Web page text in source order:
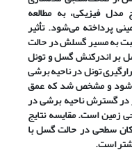
مدل فیزیکی، به مطالعه
پرداخته می‌شود. تأثیر
به مسیر گسلش در حالت
بر اندرکنش گسل و تونل
تونل در ناحیه برشی
و مشخص شد که عمق
در گسترش ناحیه برشی در
است. مقایسه نتایج
سطحی در حالت گسل با